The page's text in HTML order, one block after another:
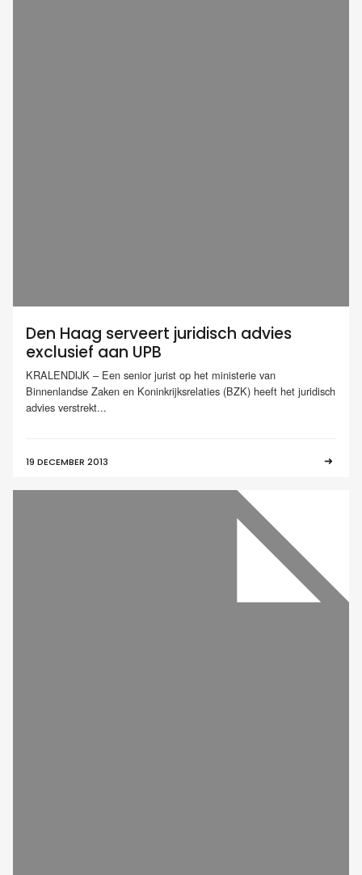
Den Haag serveert juridisch advies
exclusief aan UPB
KRALENDIJK – Een senior jurist op het ministerie van
Binnenlandse Zaken en Koninkrijksrelaties (BZK) heeft het juridisch
advies verstrekt...
19 DECEMBER 2013